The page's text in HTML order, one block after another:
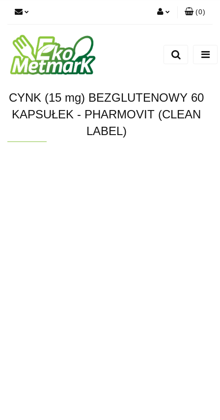
(0)
CYNK (15 mg) BEZGLUTENOWY 60
KAPSUŁEK - PHARMOVIT (CLEAN
LABEL)